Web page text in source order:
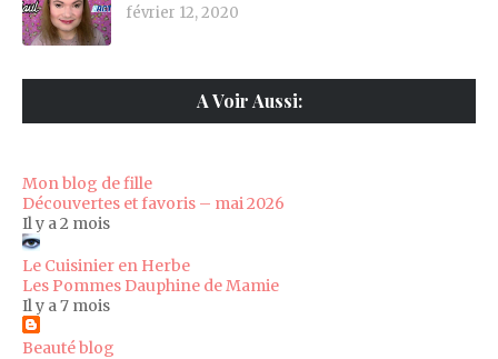
février 12, 2020
A Voir Aussi:
Mon blog de fille
Découvertes et favoris – mai 2026
Il y a 2 mois
Le Cuisinier en Herbe
Les Pommes Dauphine de Mamie
Il y a 7 mois
Beauté blog